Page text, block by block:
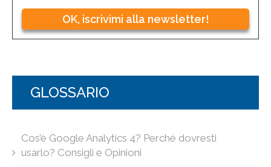
OK, iscrivimi alla newsletter!
GLOSSARIO
Cos’è Google Analytics 4? Perché dovresti
usarlo? Consigli e Opinioni